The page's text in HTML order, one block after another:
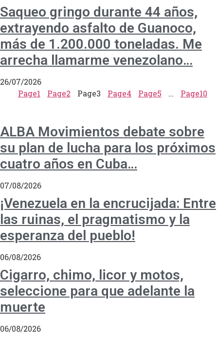
Saqueo gringo durante 44 años,
extrayendo asfalto de Guanoco,
más de 1.200.000 toneladas. Me
arrecha llamarme venezolano…
26/07/2026
Page1 Page2 Page3 Page4 Page5 … Page10
ALBA Movimientos debate sobre
su plan de lucha para los próximos
cuatro años en Cuba…
07/08/2026
¡Venezuela en la encrucijada: Entre
las ruinas, el pragmatismo y la
esperanza del pueblo!
06/08/2026
Cigarro, chimo, licor y motos,
seleccione para que adelante la
muerte
06/08/2026